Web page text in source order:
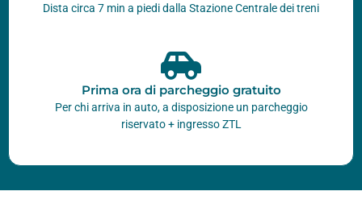
Dista circa 7 min a piedi dalla Stazione Centrale dei treni
Prima ora di parcheggio gratuito
Per chi arriva in auto, a disposizione un parcheggio
riservato + ingresso ZTL